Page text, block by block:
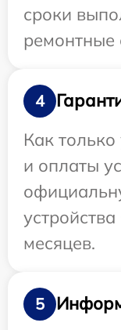
сроки
ремонтные
4
Как только
и оплаты
месяцев.
5